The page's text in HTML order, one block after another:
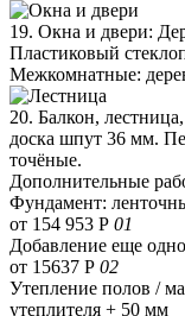
19. Окна и двери:
Пластиковый
Межкомнатные:
20. Балкон,
доска шпут 36 мм.
точёные.
Дополнительные
Фундамент:
от 154 953 Р 01
Добавление еще
от 15637 Р 02
Утепление полов /
утеплителя + 50 мм